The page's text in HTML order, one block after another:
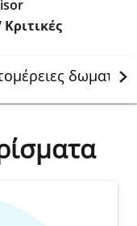
Κριτικές
δωματίου